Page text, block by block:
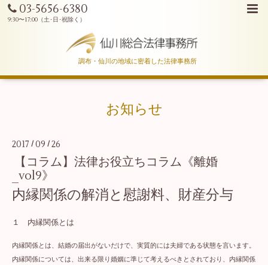
03-5656-6380
調布・仙川の地域に密着した法律事務所
お知らせ
2017 / 09 / 26
【コラム】法律お役立ちコラム《離婚
_vol9》
内縁関係の解消と慰謝料、財産分与
１ 内縁関係とは
内縁関係とは、結婚の届出がないだけで、実質的には夫婦である状態を言います。
内縁関係については、出来る限り婚姻に準じて考えるべきとされており、内縁関係